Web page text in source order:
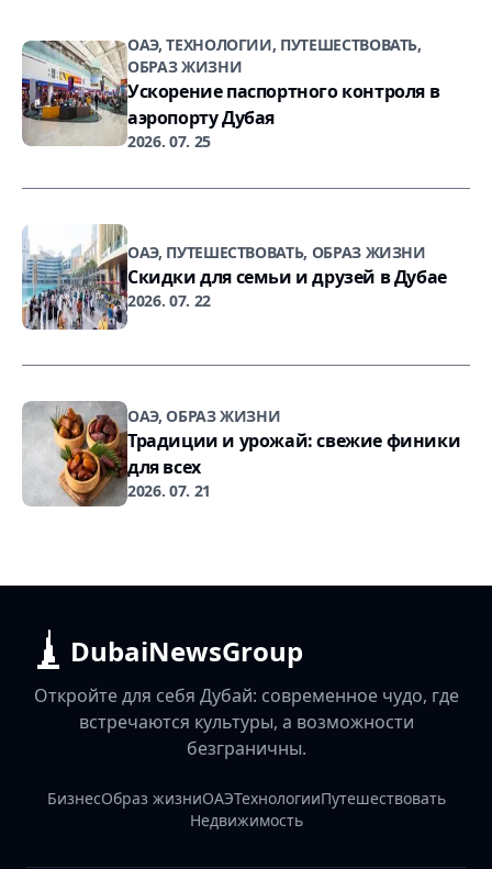
ОАЭ, ТЕХНОЛОГИИ, ПУТЕШЕСТВОВАТЬ,
ОБРАЗ ЖИЗНИ
Ускорение паспортного контроля в
аэропорту Дубая
2026. 07. 25
ОАЭ, ПУТЕШЕСТВОВАТЬ, ОБРАЗ ЖИЗНИ
Скидки для семьи и друзей в Дубае
2026. 07. 22
ОАЭ, ОБРАЗ ЖИЗНИ
Традиции и урожай: свежие финики
для всех
2026. 07. 21
DubaiNewsGroup
Откройте для себя Дубай: современное чудо, где
встречаются культуры, а возможности
безграничны.
БизнесОбраз жизниОАЭТехнологииПутешествовать
Недвижимость